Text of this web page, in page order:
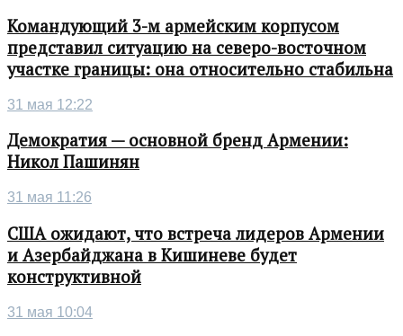
Командующий 3-м армейским корпусом
представил ситуацию на северо-восточном
участке границы: она относительно стабильна
31 мая 12:22
Демократия — основной бренд Армении:
Никол Пашинян
31 мая 11:26
США ожидают, что встреча лидеров Армении
и Азербайджана в Кишиневе будет
конструктивной
31 мая 10:04